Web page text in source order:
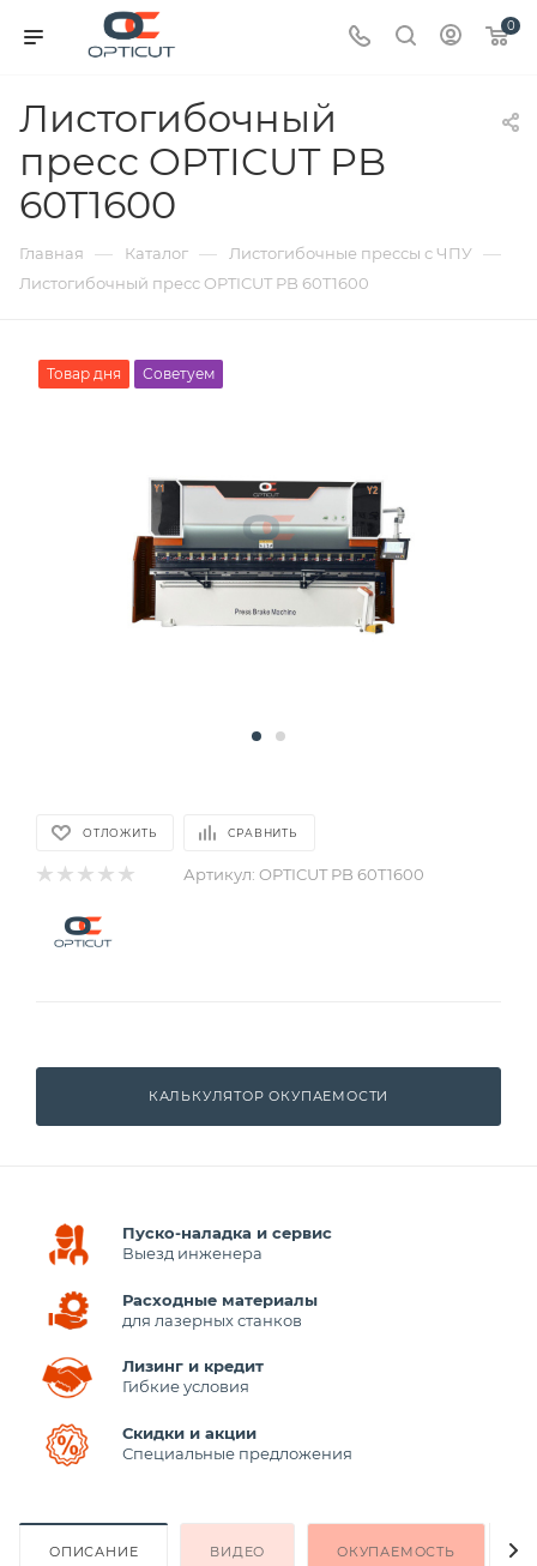
0
Листогибочный
пресс OPTICUT PB
60T1600
Главная — Каталог — Листогибочные прессы с ЧПУ —
Листогибочный пресс OPTICUT PB 60T1600
Товар дня Советуем
ОТЛОЖИТЬ СРАВНИТЬ
Артикул: OPTICUT PB 60T1600
КАЛЬКУЛЯТОР ОКУПАЕМОСТИ
Пуско-наладка и сервис
Выезд инженера
Расходные материалы
для лазерных станков
Лизинг и кредит
Гибкие условия
Скидки и акции
Специальные предложения
ОПИСАНИЕ ВИДЕО ОКУПАЕМОСТЬ